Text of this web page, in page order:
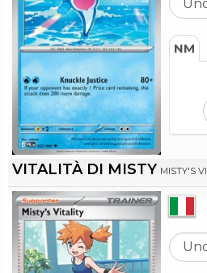
NM
VITALITÀ DI MISTY MISTY'S